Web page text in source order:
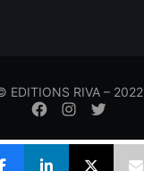
EDITIONS RIVA – 2022
Élément
menude
de